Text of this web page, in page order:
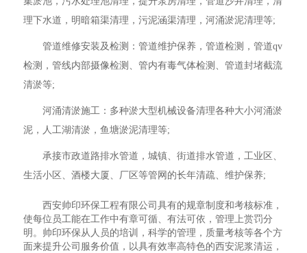
理下水道，明暗箱渠清理，污泥涵渠清理，河涌淤泥清理等;
管道维修安装及检测：管道维护保养，管道检测，管道qv
检测，管线内部摄像检测、管内有毒气体检测、管道封堵截流
清淤等;
河涌清淤施工：多种淤大型机械设备清理各种大小河涌淤
泥，人工湖清淤，鱼塘淤泥清理等;
承接市政道路排水管道，城镇、街道排水管道，工业区、
生活小区、酒楼大厦、厂区等管网的长年清疏、维护保养;
西安帅印环保工程有限公司具有的规章制度和考核标准，
使每位员工能在工作中有章可循、有法可依，管理上赏罚分
明。帅印环保从人员的培训，科学的管理，质量考核等各个方
面来提升公司服务价值，以具有效率高特色的西安泥浆清运，